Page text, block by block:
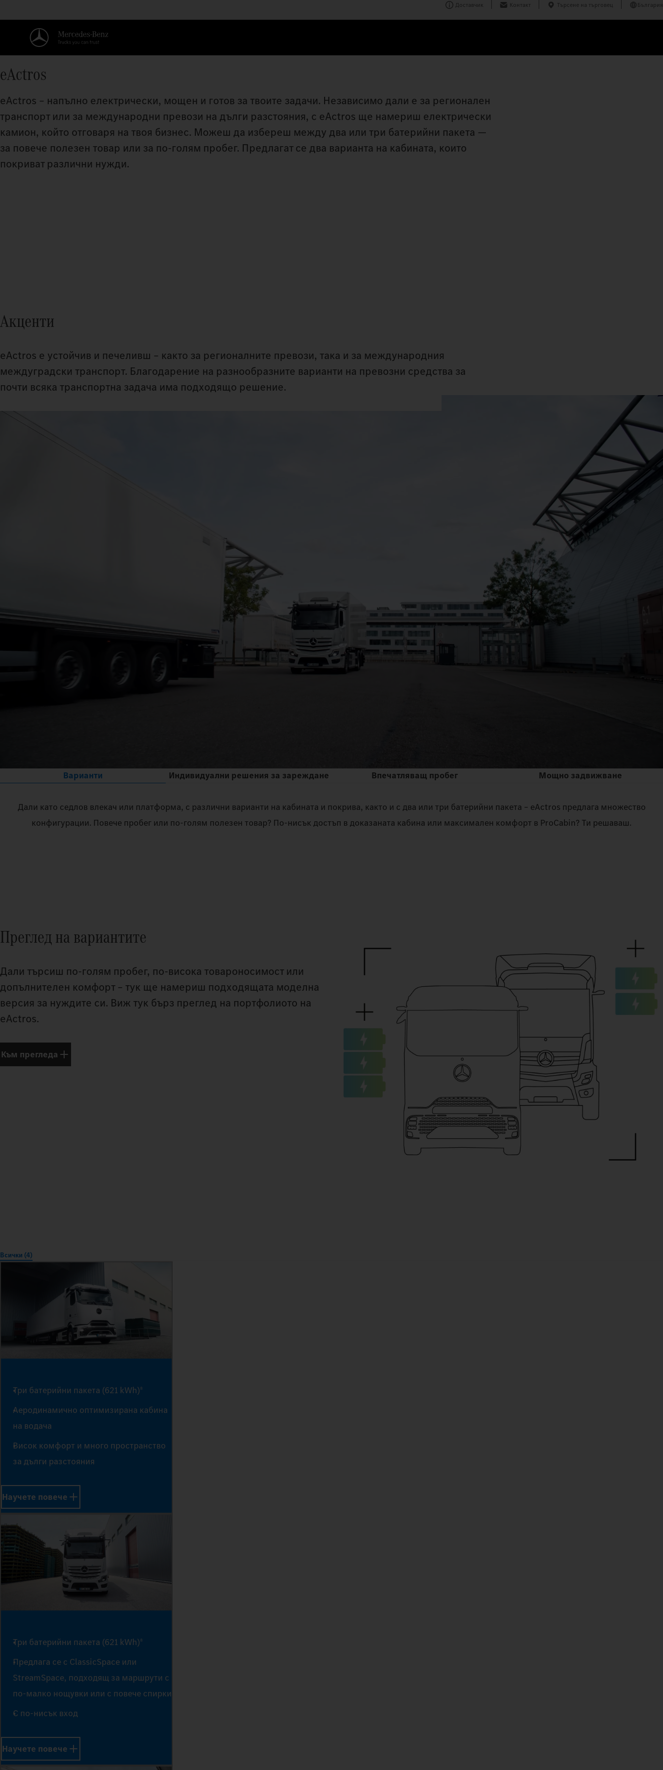
Доставчик Контакт Търсене на търговец България
eActros
eActros – напълно електрически, мощен и готов за твоите задачи. Независимо дали е за регионален
транспорт или за международни превози на дълги разстояния, с eActros ще намериш електрически
камион, който отговаря на твоя бизнес. Можеш да избереш между два или три батерийни пакета —
за повече полезен товар или за по-голям пробег. Предлагат се два варианта на кабината, които
покриват различни нужди.
Акценти
eActros е устойчив и печеливш – както за регионалните превози, така и за международния
междуградски транспорт. Благодарение на разнообразните варианти на превозни средства за
почти всяка транспортна задача има подходящо решение.
Варианти Индивидуални решения за зареждане Впечатляващ пробег Мощно задвижване
Дали като седлов влекач или платформа, с различни варианти на кабината и покрива, както и с два или три батерийни пакета – eActros предлага множество
конфигурации. Повече пробег или по-голям полезен товар? По-нисък достъп в доказаната кабина или максимален комфорт в ProCabin? Ти решаваш.
Преглед на вариантите
Дали търсиш по-голям пробег, по-висока товароносимост или
допълнителен комфорт – тук ще намериш подходящата моделна
версия за нуждите си. Виж тук бърз преглед на портфолиото на
eActros.
Към прегледа
Всички (4)
Три батерийни пакета (621 kWh) 8
Аеродинамично оптимизирана кабина
на водача
Висок комфорт и много пространство
за дълги разстояния
Научете повече
Три батерийни пакета (621 kWh) 8
Предлага се с ClassicSpace или
StreamSpace, подходящ за маршрути с
по-малко нощувки или с повече спирки
С по-нисък вход
Научете повече
0
1
2
3
4
5
6